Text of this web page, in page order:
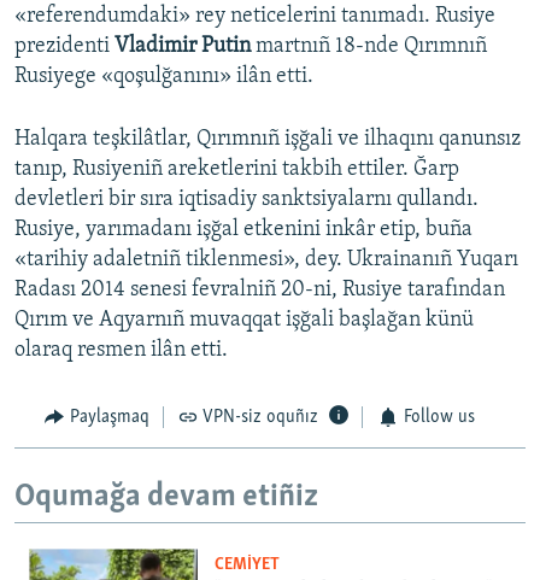
«referendumdaki» rey neticelerini tanımadı. Rusiye
prezidenti Vladimir Putinmartnıñ 18-nde Qırımnıñ
Rusiyege «qoşulğanını» ilân etti.
Halqara teşkilâtlar, Qırımnıñ işğali ve ilhaqını qanunsız
tanıp, Rusiyeniñ areketlerini takbih ettiler. Ğarp
devletleri bir sıra iqtisadiy sanktsiyalarnı qullandı.
Rusiye, yarımadanı işğal etkenini inkâr etip, buña
«tarihiy adaletniñ tiklenmesi», dey. Ukrainanıñ Yuqarı
Radası 2014 senesi fevralniñ 20-ni, Rusiye tarafından
Qırım ve Aqyarnıñ muvaqqat işğali başlağan künü
olaraq resmen ilân etti.
Paylaşmaq VPN-siz oquñız Follow us
Oqumağa devam etiñiz
CEMİYET